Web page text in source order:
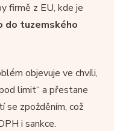
firmě z EU, kde je
do tuzemského
objevuje ve chvíli,
limit“ a přestane
se zpožděním, což
i sankce.